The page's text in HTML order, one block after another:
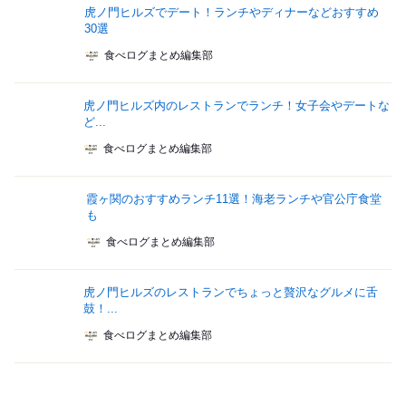
虎ノ門ヒルズでデート！ランチやディナーなどおすすめ
30選
食べログまとめ編集部
虎ノ門ヒルズ内のレストランでランチ！女子会やデートな
ど...
食べログまとめ編集部
霞ヶ関のおすすめランチ11選！海老ランチや官公庁食堂
も
食べログまとめ編集部
虎ノ門ヒルズのレストランでちょっと贅沢なグルメに舌
鼓！...
食べログまとめ編集部